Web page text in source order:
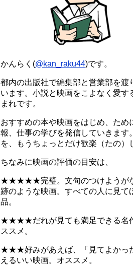
かんらく(@kan_raku44)です。
都内の出版社で編集部と営業部を渡
います。小説と映画をこよなく愛す
まれです。
おすすめの本や映画をはじめ、ため
報、仕事の学びを発信していきます
を、もうちょっとだけ歓楽（たの）
ちなみに映画の評価の目安は、
★★★★★完璧。文句のつけようが
跡のような映画。すべての人に見て
品。
★★★★だれが見ても満足できる名
ススメ。
★★★好みがあえば、「見てよかっ
えるいい映画。オススメ。